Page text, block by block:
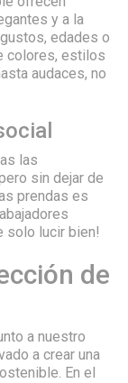
y a la
edades o
colores, estilos
audaces, no
las
sin dejar de
prendas es
solo lucir bien!
de
a nuestro
a crear una
En el